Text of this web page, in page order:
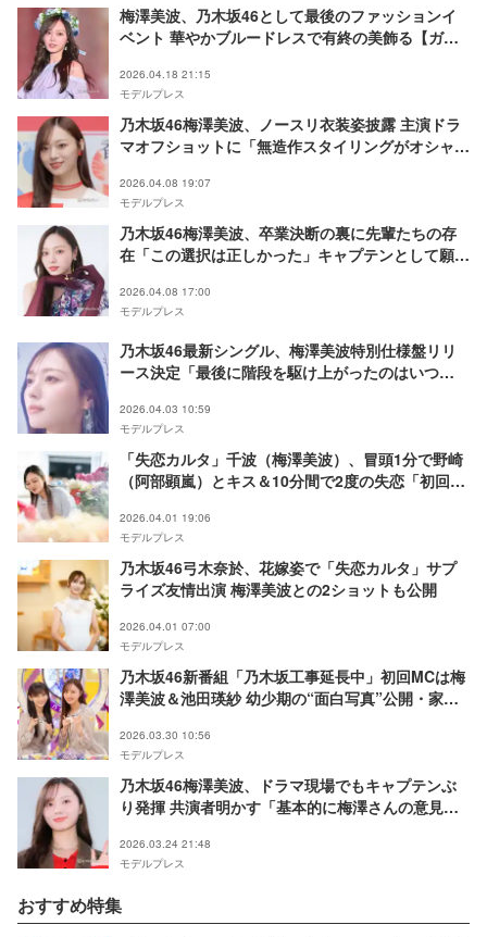
梅澤美波、乃木坂46として最後のファッションイ
ベント 華やかブルードレスで有終の美飾る【ガル
2026.04.18 21:15
モデルプレス
乃木坂46梅澤美波、ノースリ衣装姿披露 主演ドラ
マオフショットに「無造作スタイリングがオシャ
2026.04.08 19:07
モデルプレス
乃木坂46梅澤美波、卒業決断の裏に先輩たちの存
在「この選択は正しかった」キャプテンとして願う
のはいつだ？」インタビュー】
2026.04.08 17:00
モデルプレス
乃木坂46最新シングル、梅澤美波特別仕様盤リリ
ース決定「最後に階段を駆け上がったのはいつ
2026.04.03 10:59
モデルプレス
「失恋カルタ」千波（梅澤美波）、冒頭1分で野崎
（阿部顕嵐）とキス＆10分間で2度の失恋「初回か
2026.04.01 19:06
モデルプレス
乃木坂46弓木奈於、花嫁姿で「失恋カルタ」サプ
ライズ友情出演 梅澤美波との2ショットも公開
2026.04.01 07:00
モデルプレス
乃木坂46新番組「乃木坂工事延長中」初回MCは梅
澤美波＆池田瑛紗 幼少期の“面白写真”公開・家族
2026.03.30 10:56
モデルプレス
乃木坂46梅澤美波、ドラマ現場でもキャプテンぶ
り発揮 共演者明かす「基本的に梅澤さんの意見が
2026.03.24 21:48
モデルプレス
おすすめ特集